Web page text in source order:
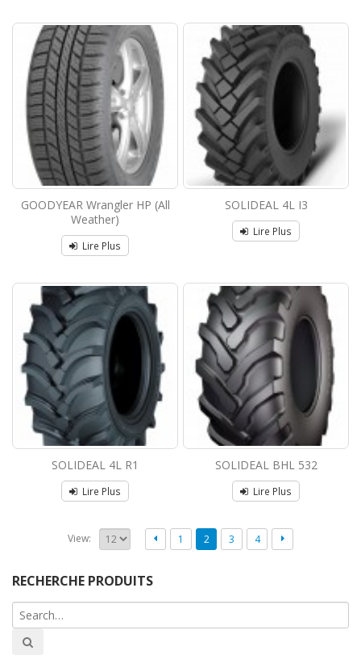
GOODYEAR Wrangler HP (All
Weather)
Lire Plus
SOLIDEAL 4L I3
Lire Plus
SOLIDEAL 4L R1
Lire Plus
SOLIDEAL BHL 532
Lire Plus
View: 1 2 3 4
RECHERCHE PRODUITS